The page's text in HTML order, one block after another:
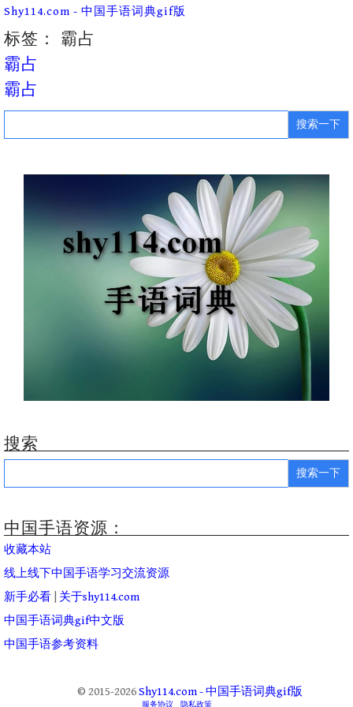
Skip
content
Shy114.com - 中国手语词典gif版
标签： 霸占
霸占
霸占
Search
搜索
Search
中国手语资源：
收藏本站
线上线下中国手语学习交流资源
新手必看
关于shy114.com
中国手语词典gif中文版
中国手语参考资料
© 2015-2026Shy114.com - 中国手语词典gif版
服务协议 隐私政策